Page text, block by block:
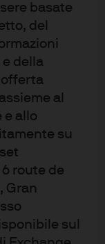
basate
del
e della
al
e allo
su
route de
Gran
sul
Street,